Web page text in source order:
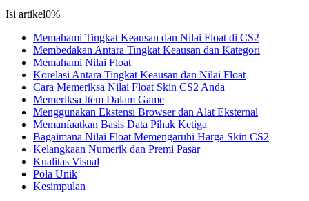
Isi artikel0%
Memahami Tingkat Keausan dan Nilai Float di CS2
Membedakan Antara Tingkat Keausan dan Kategori
Memahami Nilai Float
Korelasi Antara Tingkat Keausan dan Nilai Float
Cara Memeriksa Nilai Float Skin CS2 Anda
Memeriksa Item Dalam Game
Menggunakan Ekstensi Browser dan Alat Eksternal
Memanfaatkan Basis Data Pihak Ketiga
Bagaimana Nilai Float Memengaruhi Harga Skin CS2
Kelangkaan Numerik dan Premi Pasar
Kualitas Visual
Pola Unik
Kesimpulan